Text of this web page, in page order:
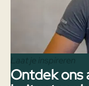
Ontdek ons